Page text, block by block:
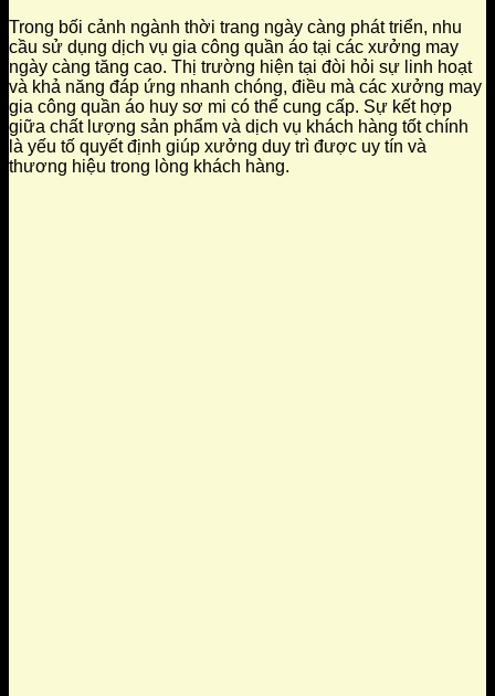
Trong bối cảnh ngành thời trang ngày càng phát triển, nhu
cầu sử dụng dịch vụ gia công quần áo tại các xưởng may
ngày càng tăng cao. Thị trường hiện tại đòi hỏi sự linh hoạt
và khả năng đáp ứng nhanh chóng, điều mà các xưởng may
gia công quần áo huy sơ mi có thể cung cấp. Sự kết hợp
giữa chất lượng sản phẩm và dịch vụ khách hàng tốt chính
là yếu tố quyết định giúp xưởng duy trì được uy tín và
thương hiệu trong lòng khách hàng.